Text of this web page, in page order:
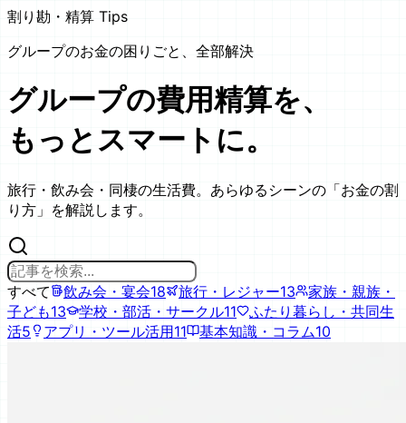
割り勘・精算 Tips
グループのお金の困りごと、全部解決
グループの費用精算を、
もっとスマートに。
旅行・飲み会・同棲の生活費。あらゆるシーンの「お金の割
り方」を解説します。
すべて 飲み会・宴会18 旅行・レジャー13
家族・親族・
子ども13 学校・部活・サークル11
ふたり暮らし・共同生
活5 アプリ・ツール活用11 基本知識・コラム10